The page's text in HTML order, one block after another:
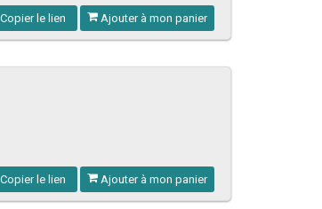
Copier le lien Ajouter à mon panier
Copier le lien Ajouter à mon panier